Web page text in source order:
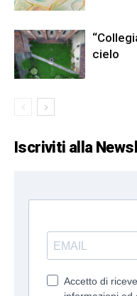
cielo
Iscriviti alla